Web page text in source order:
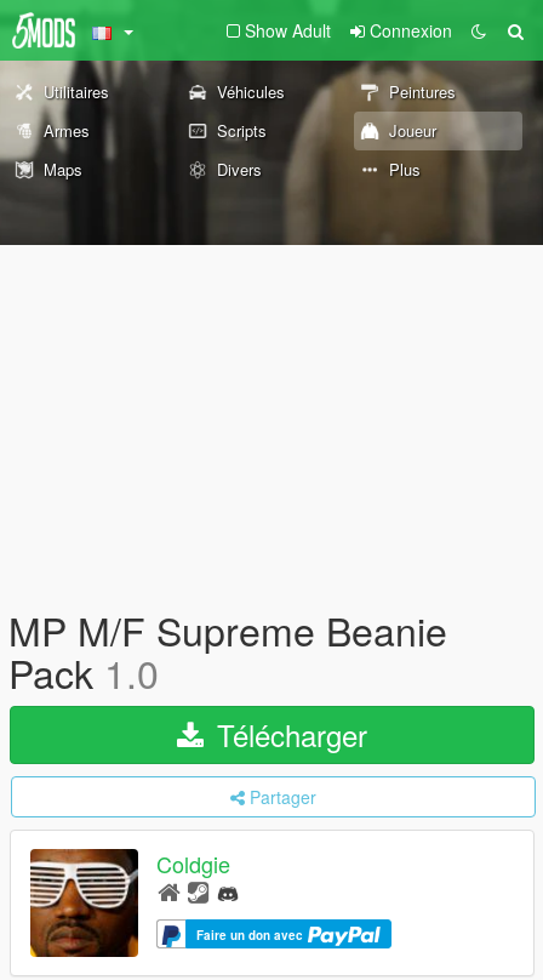
Show Adult Connexion
Utilitaires Véhicules
Peintures
Armes
Scripts
Joueur
Maps
Divers Plus
MP M/F Supreme Beanie
Pack 1.0
Télécharger
Partager
Coldgie
Faire un don avec